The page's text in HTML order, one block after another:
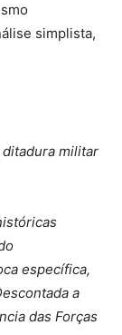
simplista,
ditadura militar
específica,
a
das Forças